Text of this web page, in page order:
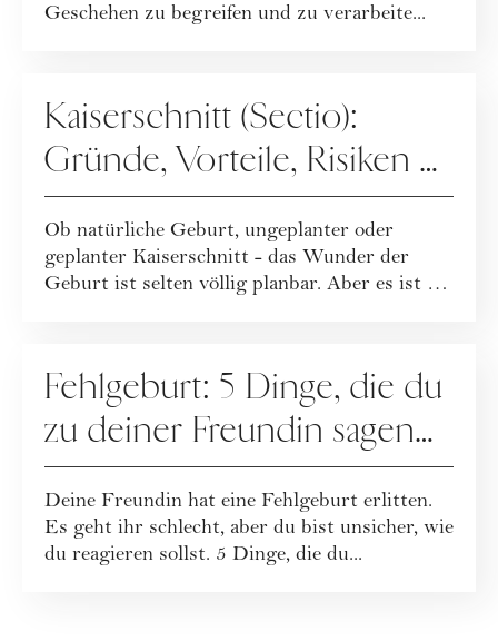
Geschehen zu begreifen und zu verarbeite...
Kaiserschnitt (Sectio):
Gründe, Vorteile, Risiken &
Tipps für die Zeit danach
Ob natürliche Geburt, ungeplanter oder
geplanter Kaiserschnitt - das Wunder der
Geburt ist selten völlig planbar. Aber es ist auf
Fehlgeburt: 5 Dinge, die du
zu deiner Freundin sagen
kannst
Deine Freundin hat eine Fehlgeburt erlitten.
Es geht ihr schlecht, aber du bist unsicher, wie
du reagieren sollst. 5 Dinge, die du...